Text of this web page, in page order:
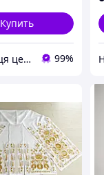
Купить
Крамниця церковних виробів «Грааль» 99%